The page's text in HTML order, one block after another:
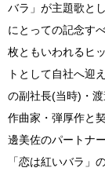
バラ」が主題歌と
にとっての記念す
枚ともいわれるヒ
トとして自社へ迎
の副社長(当時)・
作曲家・弾厚作と
邊美佐のパートナ
「恋は紅いバラ」